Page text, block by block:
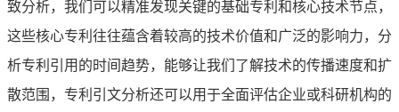
致分析，我们可以精准发现关键的基础专利和核心技术节点，
这些核心专利往往蕴含着较高的技术价值和广泛的影响力，分
析专利引用的时间趋势，能够让我们了解技术的传播速度和扩
散范围，专利引文分析还可以用于全面评估企业或科研机构的